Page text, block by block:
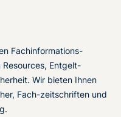
Fachinformations-
Entgelt-
Wir bieten Ihnen
Fach-zeitschriften und